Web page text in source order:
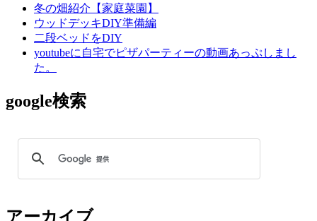
冬の畑紹介【家庭菜園】
ウッドデッキDIY準備編
二段ベッドをDIY
youtubeに自宅でピザパーティーの動画あっぷしまし
た。
google検索
アーカイブ